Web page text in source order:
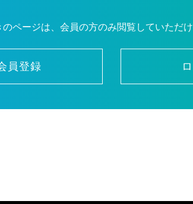
のページは、会員の方のみ閲覧していただけ
員登録